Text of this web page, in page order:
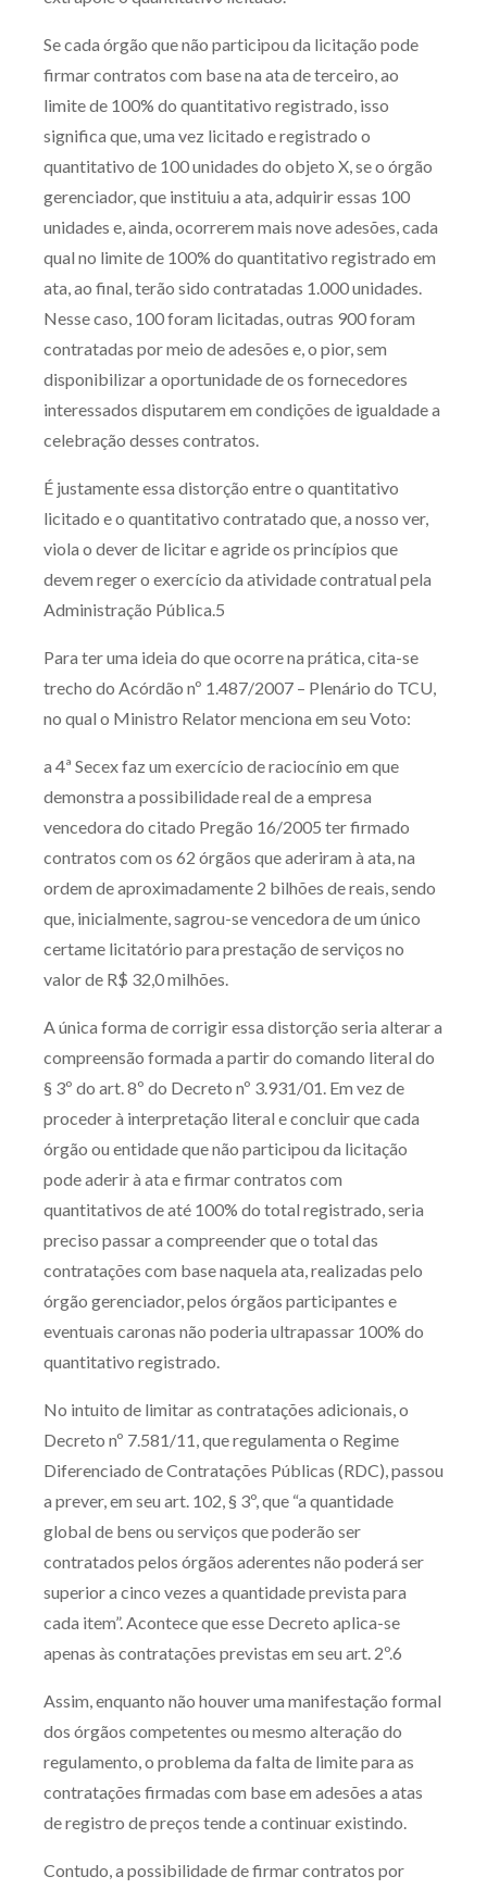
Se cada órgão que não participou da licitação pode
firmar contratos com base na ata de terceiro, ao
limite de 100% do quantitativo registrado, isso
significa que, uma vez licitado e registrado o
quantitativo de 100 unidades do objeto X, se o órgão
gerenciador, que instituiu a ata, adquirir essas 100
unidades e, ainda, ocorrerem mais nove adesões, cada
qual no limite de 100% do quantitativo registrado em
ata, ao final, terão sido contratadas 1.000 unidades.
Nesse caso, 100 foram licitadas, outras 900 foram
contratadas por meio de adesões e, o pior, sem
disponibilizar a oportunidade de os fornecedores
interessados disputarem em condições de igualdade a
celebração desses contratos.
É justamente essa distorção entre o quantitativo
licitado e o quantitativo contratado que, a nosso ver,
viola o dever de licitar e agride os princípios que
devem reger o exercício da atividade contratual pela
Administração Pública.5
Para ter uma ideia do que ocorre na prática, cita-se
trecho do Acórdão nº 1.487/2007 – Plenário do TCU,
no qual o Ministro Relator menciona em seu Voto:
a 4ª Secex faz um exercício de raciocínio em que
demonstra a possibilidade real de a empresa
vencedora do citado Pregão 16/2005 ter firmado
contratos com os 62 órgãos que aderiram à ata, na
ordem de aproximadamente 2 bilhões de reais, sendo
que, inicialmente, sagrou-se vencedora de um único
certame licitatório para prestação de serviços no
valor de R$ 32,0 milhões.
A única forma de corrigir essa distorção seria alterar a
compreensão formada a partir do comando literal do
§ 3º do art. 8º do Decreto nº 3.931/01. Em vez de
proceder à interpretação literal e concluir que cada
órgão ou entidade que não participou da licitação
pode aderir à ata e firmar contratos com
quantitativos de até 100% do total registrado, seria
preciso passar a compreender que o total das
contratações com base naquela ata, realizadas pelo
órgão gerenciador, pelos órgãos participantes e
eventuais caronas não poderia ultrapassar 100% do
quantitativo registrado.
No intuito de limitar as contratações adicionais, o
Decreto nº 7.581/11, que regulamenta o Regime
Diferenciado de Contratações Públicas (RDC), passou
a prever, em seu art. 102, § 3º, que “a quantidade
global de bens ou serviços que poderão ser
contratados pelos órgãos aderentes não poderá ser
superior a cinco vezes a quantidade prevista para
cada item”. Acontece que esse Decreto aplica-se
apenas às contratações previstas em seu art. 2º.6
Assim, enquanto não houver uma manifestação formal
dos órgãos competentes ou mesmo alteração do
regulamento, o problema da falta de limite para as
contratações firmadas com base em adesões a atas
de registro de preços tende a continuar existindo.
Contudo, a possibilidade de firmar contratos por